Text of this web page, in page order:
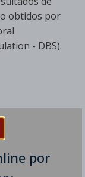
por
obtidos por
- DBS).